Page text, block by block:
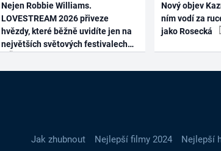
Nejen Robbie Williams.
LOVESTREAM 2026 přiveze
hvězdy, které běžně uvidíte jen na
největších světových festivalech
Nový objev
ním vodí za
jako Rosecká
Jak zhubnout Nejlepší filmy 2024 Nejlepší